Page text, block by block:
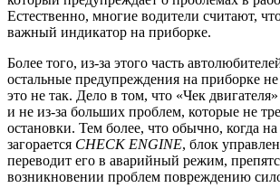
Естественно, многие водители считают,
важный индикатор на приборке.
Более того, из-за этого часть
остальные предупреждения на приборке
это не так. Дело в том, что «Чек
и не из-за больших проблем, которые не
остановки. Тем более, что обычно, когда
загорается CHECK ENGINE, блок
переводит его в аварийный режим,
возникновении проблем повреждению